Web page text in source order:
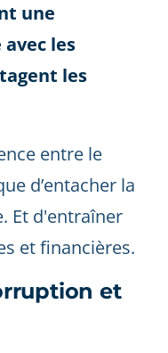
une
les
les
entre le
d’entacher la
Et d'entraîner
et financières.
et